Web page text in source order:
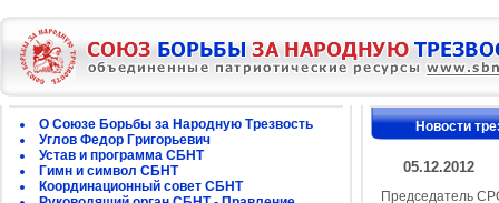
О Союзе Борьбы за Народную Трезвость
Углов Федор Григорьевич
Устав и программа СБНТ
Гимн и символ СБНТ
Координационный совет СБНТ
Новости
05.12.2012
Председатель